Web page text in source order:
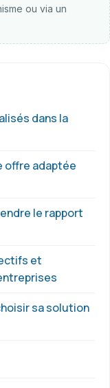
ou via un
dans la
offre adaptée
le rapport
et
sa solution